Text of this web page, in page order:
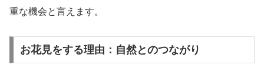
重な機会と言えます。
お花見をする理由：自然とのつながり